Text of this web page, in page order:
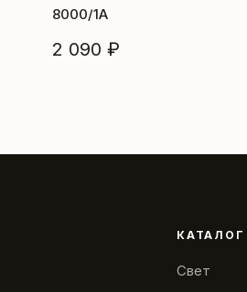
8000/1A
2 090 ₽
КАТАЛОГ
Свет